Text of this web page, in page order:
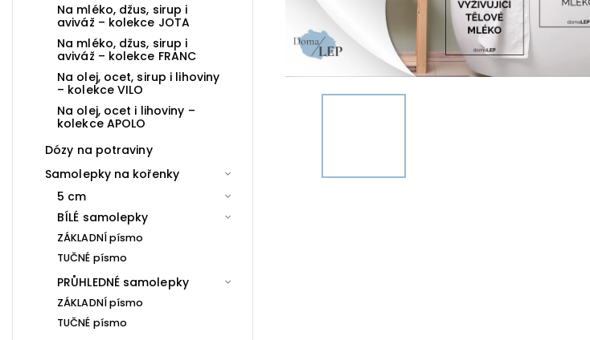
Na mléko, džus, sirup i
aviváž – kolekce JOTA
Na mléko, džus, sirup i
aviváž – kolekce FRANC
Na olej, ocet, sirup i lihoviny
– kolekce VILO
Na olej, ocet i lihoviny –
kolekce APOLO
Dózy na potraviny
Samolepky na kořenky
5 cm
BÍLÉ samolepky
ZÁKLADNÍ písmo
TUČNÉ písmo
PRŮHLEDNÉ samolepky
ZÁKLADNÍ písmo
TUČNÉ písmo